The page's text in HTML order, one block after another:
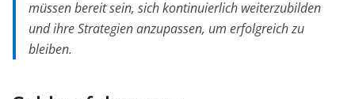
müssen bereit sein, sich kontinuierlich weiterzubilden
und ihre Strategien anzupassen, um erfolgreich zu
bleiben.